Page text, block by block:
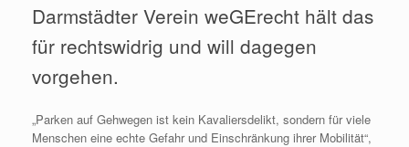
Darmstädter Verein weGErecht hält das
für rechtswidrig und will dagegen
vorgehen.
„Parken auf Gehwegen ist kein Kavaliersdelikt, sondern für viele
Menschen eine echte Gefahr und Einschränkung ihrer Mobilität“,